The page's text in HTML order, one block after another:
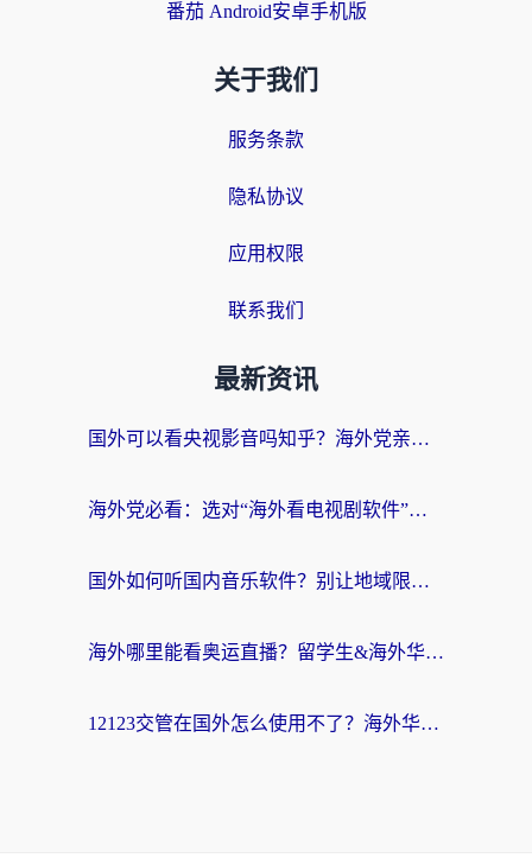
番茄 Android安卓手机版
关于我们
服务条款
隐私协议
应用权限
联系我们
最新资讯
国外可以看央视影音吗知乎？海外党亲测有效的回国加速方案
海外党必看：选对“海外看电视剧软件”，再也不用愁国内剧刷不了
国外如何听国内音乐软件？别让地域限制，断了你的中文歌单
海外哪里能看奥运直播？留学生&海外华人必看的体育赛事观赛终极指南
12123交管在国外怎么使用不了？海外华人必看的无缝访问国内资源指南